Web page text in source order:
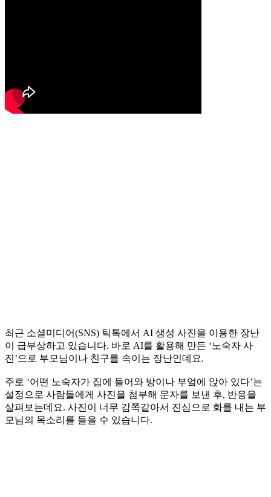
최근 소셜미디어(SNS) 틱톡에서 AI 생성 사진을 이용한 장난
이 급부상하고 있습니다. 바로 AI를 활용해 만든 ‘노숙자 사
진’으로 부모님이나 친구를 속이는 장난인데요.
주로 ‘어떤 노숙자가 집에 들어와 방이나 부엌에 앉아 있다’는
설정으로 사람들에게 사진을 첨부해 문자를 보낸 후, 반응을
살펴보는데요. 사진이 너무 감쪽같아서 진심으로 화를 내는 부
모님의 목소리를 들을 수 있습니다.